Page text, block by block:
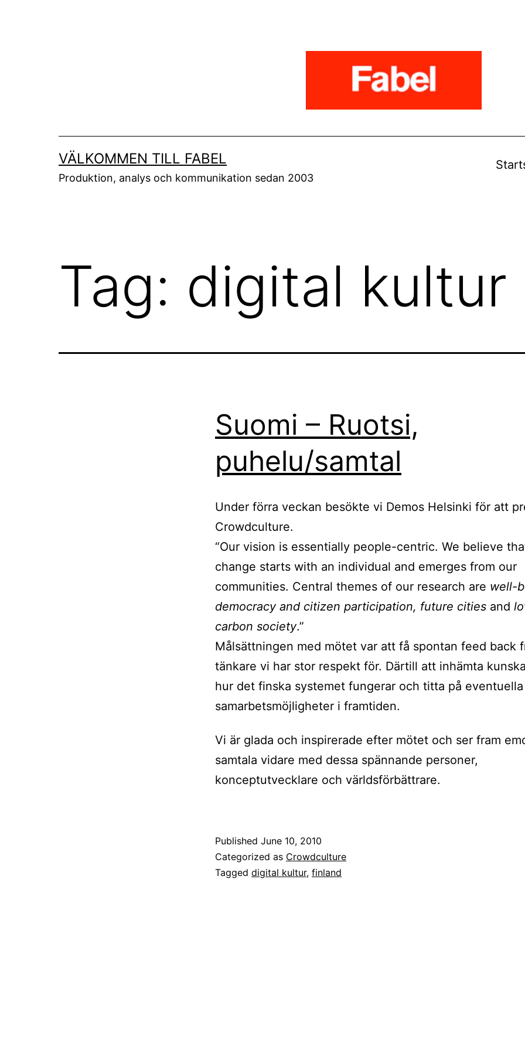
VÄLKOMMEN TILL FABEL
Produktion, analys och kommunikation sedan 2003
Tag: digital kultur
Suomi – Ruotsi,
puhelu/samtal
Under förra veckan besökte vi Demos Helsinki för att
Crowdculture.
“Our vision is essentially people-centric. We believe
change starts with an individual and emerges from our
communities. Central themes of our research are well-
democracy and citizen participation, future cities and
carbon society.”
Målsättningen med mötet var att få spontan feed back
tänkare vi har stor respekt för. Därtill att inhämta
hur det finska systemet fungerar och titta på eventuella
samarbetsmöjligheter i framtiden.
Vi är glada och inspirerade efter mötet och ser fram
samtala vidare med dessa spännande personer,
konceptutvecklare och världsförbättrare.
Published June 10, 2010
Categorized as Crowdculture
Tagged digital kultur, finland